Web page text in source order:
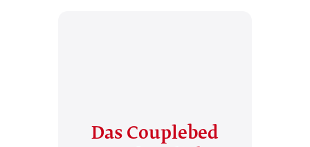
Das Couplebed